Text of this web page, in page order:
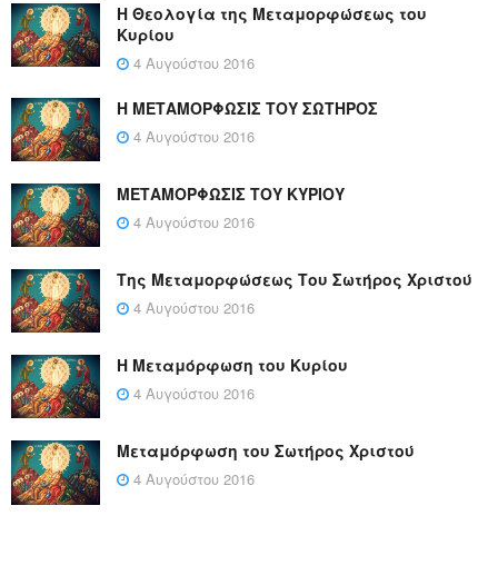
Η Θεολογία της Μεταμορφώσεως του
Κυρίου
4 Αυγούστου 2016
Η ΜΕΤΑΜΟΡΦΩΣΙΣ ΤΟΥ ΣΩΤΗΡΟΣ
4 Αυγούστου 2016
ΜΕΤΑΜΟΡΦΩΣΙΣ ΤΟΥ ΚΥΡΙΟΥ
4 Αυγούστου 2016
Της Μεταμορφώσεως Του Σωτήρος Χριστού
4 Αυγούστου 2016
Η Μεταμόρφωση του Κυρίου
4 Αυγούστου 2016
Μεταμόρφωση του Σωτήρος Χριστού
4 Αυγούστου 2016